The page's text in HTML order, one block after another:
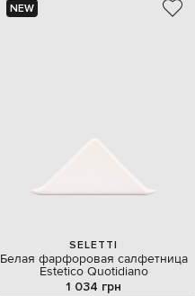
NEW
SELETTI
Белая фарфоровая салфетница
Estetico Quotidiano
1 034 грн